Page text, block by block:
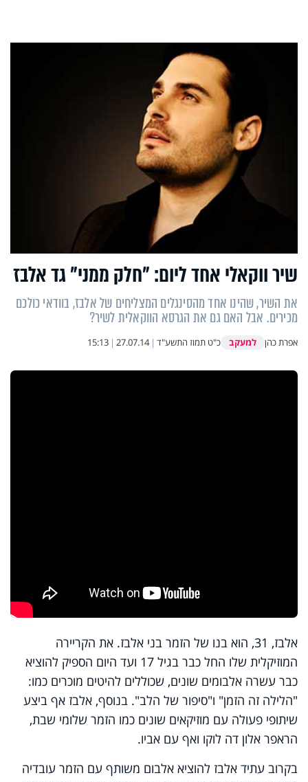
שיר ווקאלי אחד ליום: "חלק ממני" גד אלבז
את השיר, שהינו אחד מהסינגלים המצליחים של אלבז, בוודאי כולכם
מכירים. אבל האם גם את הגרסא הווקאלית לשיר?
אפרת כהן למעקב כ"ט תמוז התשע"ד |
27.07.14
|
15:13
אלבז, 31, הוא בנו של הזמר בני אלבז. את הקריירה
המוזיקלית שלו החל כבר בגיל 17 ועד היום הספיק להוציא
כבר עשרה אלבומים שונים, שכוללים להיטים מוכרים כמו:
"הלילה זה הזמן" ו"סיפור של הלב". בנוסף, אלבז אף ביצע
שיתופי פעולה עם מוזיקאים שונים כמו הזמר שלומי שבת,
הראפר אלון דה לוקו ואף עם אביו.
בקרוב עתיד אלבז להוציא אלבום משותף עם הזמר עובדיה